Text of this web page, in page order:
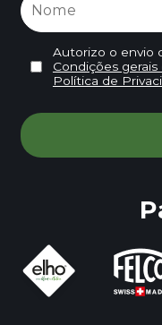
Autorizo o envio
Condições
Política de